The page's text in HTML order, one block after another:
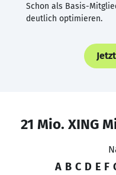
Schon als Basis-
deutlich optimieren.
21 Mio. XING
A B C D E F